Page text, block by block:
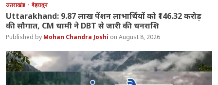
उत्तराखंड देहरादून
Uttarakhand: 9.87 लाख पेंशन लाभार्थियों को ₹146.32 करोड़
की सौगात, CM धामी ने DBT से जारी की धनराशि
Mohan Chandra Joshi August 8, 2026